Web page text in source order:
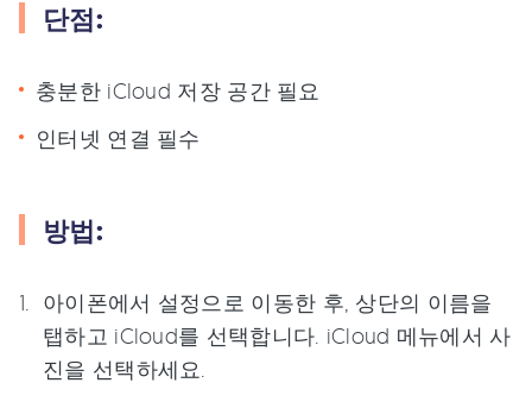
단점:
충분한 iCloud 저장 공간 필요
인터넷 연결 필수
방법:
아이폰에서 설정으로 이동한 후, 상단의 이름을
탭하고 iCloud를 선택합니다. iCloud 메뉴에서 사
진을 선택하세요.